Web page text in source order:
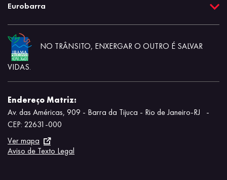
Eurobarra
NO TRÂNSITO, ENXERGAR O OUTRO É SALVAR
VIDAS.
Endereço Matriz:
Av. das Américas, 909 - Barra da Tijuca - Rio de Janeiro-RJ
-
CEP: 22631-000
Ver mapa
Aviso de Texto Legal